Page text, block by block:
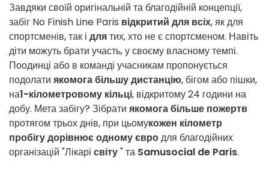
Завдяки своїй оригінальній та благодійній концепції,
забіг No Finish Line Paris відкритий для всіх, як для
спортсменів, так і длятих, хто не є спортсменом. Навіть
діти можуть брати участь, у своєму власному темпі.
Поодинці або в команді учасникам пропонується
подолати якомога більшу дистанцію, бігом або пішки,
на1-кілометровому кільці, відкритому24 години на
добу. Мета забігу? Зібрати якомога більше пожертв
протягом трьох днів, при цьомукожен кілометр
пробігу дорівнює одному євродля благодійних
організацій "Лікарі світу" та Samusocial de Paris.